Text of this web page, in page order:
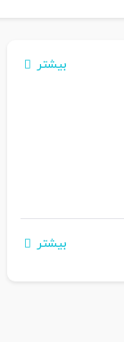
بیشتر
بیشتر